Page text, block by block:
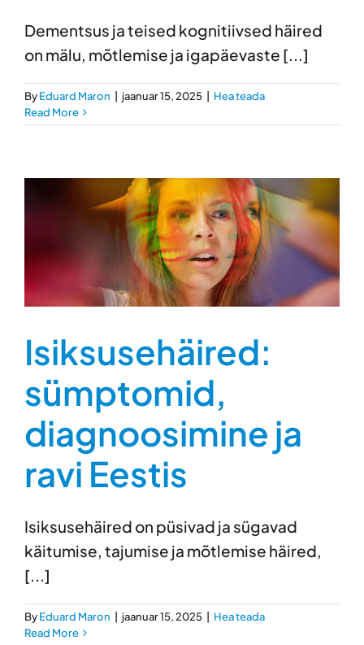
Dementsus ja teised kognitiivsed häired
on mälu, mõtlemise ja igapäevaste [...]
ByEduard Maron jaanuar 15, 2025
Hea teada
Read More
Isiksusehäired:
sümptomid,
diagnoosimine ja
ravi Eestis
Isiksusehäired on püsivad ja sügavad
käitumise, tajumise ja mõtlemise häired,
[...]
ByEduard Maron jaanuar 15, 2025
Hea teada
Read More